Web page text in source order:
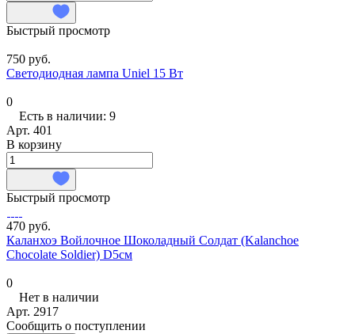
Быстрый просмотр
750 руб.
Светодиодная лампа Uniel 15 Вт
0
Есть в наличии: 9
Арт. 401
В корзину
Быстрый просмотр
470 руб.
Каланхоэ Войлочное Шоколадный Солдат (Kalanchoe
Chocolate Soldier) D5см
0
Нет в наличии
Арт. 2917
Сообщить о поступлении